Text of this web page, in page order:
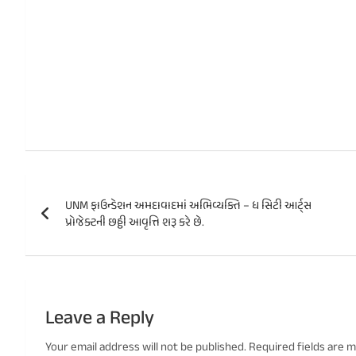
navigation
UNM ફાઉન્ડેશન અમદાવાદમાં અભિવ્યક્તિ – ધ સિટી આર્ટ્સ
પ્રોજેક્ટની છઠ્ઠી આવૃત્તિ શરૂ કરે છે.
Leave a Reply
Your email address will not be published. Required fields are